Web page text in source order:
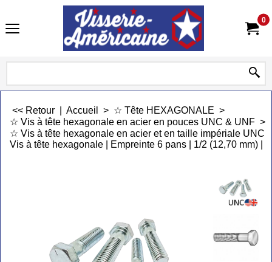
0
<< Retour Accueil > ☆ Tête HEXAGONALE >
☆ Vis à tête hexagonale en acier en pouces UNC & UNF >
☆ Vis à tête hexagonale en acier et en taille impériale UNC
Vis à tête hexagonale | Empreinte 6 pans | 1/2 (12,70 mm) |